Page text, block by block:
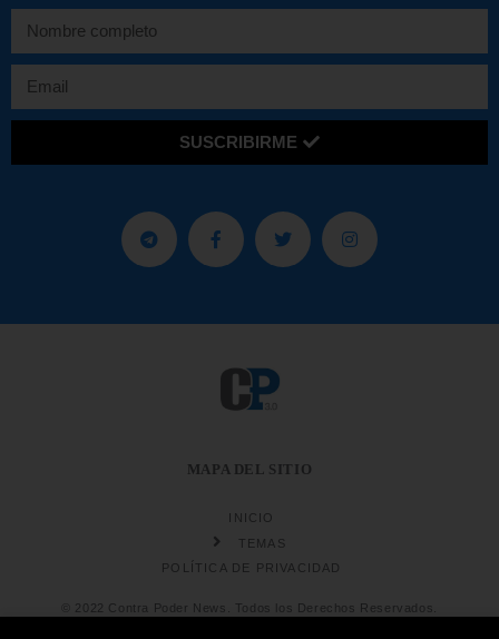
SUSCRIBIRME
MAPA DEL SITIO
INICIO
TEMAS
POLÍTICA DE PRIVACIDAD
© 2022 Contra Poder News. Todos los Derechos Reservados.